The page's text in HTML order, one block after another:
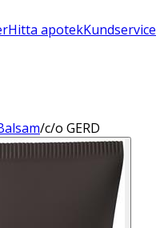
Hitta apotekKundservice
/c/o GERD